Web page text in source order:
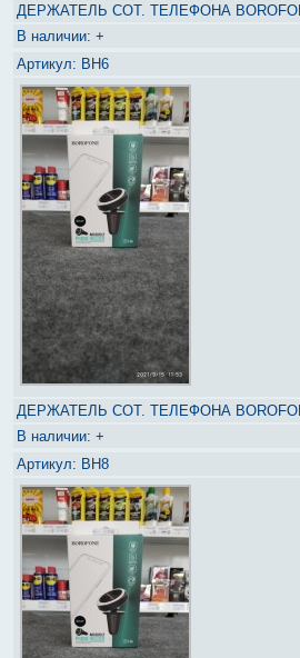
ДЕРЖАТЕЛЬ СОТ. ТЕЛЕФОНА
+
BH6
ДЕРЖАТЕЛЬ СОТ. ТЕЛЕФОНА
+
BH8